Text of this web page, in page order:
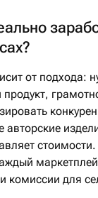
от подхода:
продукт,
комиссии для